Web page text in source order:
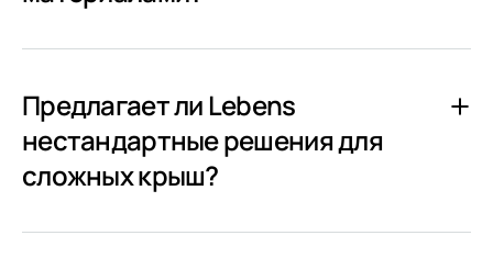
Предлагает ли Lebens
нестандартные решения для
сложных крыш?